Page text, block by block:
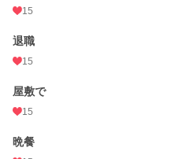
15
退職
15
屋敷で
15
晩餐